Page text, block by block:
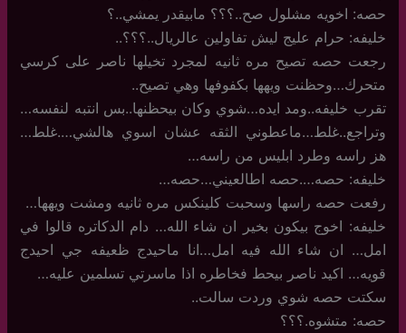
حصه: اخويه مشلول صح..؟؟؟ مابيقدر يمشي..؟
خليفه: حرام عليج ليش تفاولين عالريال..؟؟؟..
رجعت حصه تصيح مره ثانيه لمجرد تخيلها ناصر على كرسي
متحرك…وحظنت ويهها بكفوفها وهي تصيح..
تقرب خليفه..ومد ايده…شوي وكان بيحظنها..بس انتبه لنفسه…
وتراجع..غلط…ماعطوني الثقه عشان اسوي هالشي….غلط…
هز راسه وطرد ابليس من راسه…
خليفه: حصه….حصه اطالعيني…حصه…
رفعت حصه راسها وسحبت كلينكس مره ثانيه ومشت ويهها…
خليفه: اخوج بيكون بخير ان شاء الله… دام الدكاتره قالوا في
امل… ان شاء الله فيه امل…انا ماحيدج ظعيفه جي احيدج
قويه… اكيد ناصر بيحط فخاطره اذا ماسرتي تسلمين عليه…
سكتت حصه شوي وردت سالت..
حصه: متشوه.؟؟؟